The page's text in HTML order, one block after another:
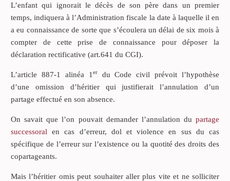
L’enfant qui ignorait le décès de son père dans un premier
temps, indiquera à l’Administration fiscale la date à laquelle il en
a eu connaissance de sorte que s’écoulera un délai de six mois à
compter de cette prise de connaissance pour déposer la
déclaration rectificative (art.641 du CGI).
L’article 887-1 alinéa 1 erdu Code civil prévoit l’hypothèse
d’une omission d’héritier qui justifierait l’annulation d’un
partage effectué en son absence.
On savait que l’on pouvait demander l’annulation du partage
successoral en cas d’erreur, dol et violence en sus du cas
spécifique de l’erreur sur l’existence ou la quotité des droits des
copartageants.
Mais l’héritier omis peut souhaiter aller plus vite et ne solliciter